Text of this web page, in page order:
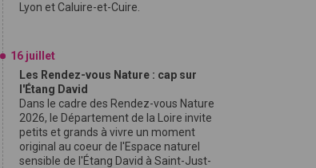
Lyon et Caluire-et-Cuire.
16 juillet
Les Rendez-vous Nature : cap sur
l'Étang David
Dans le cadre des Rendez-vous Nature
2026, le Département de la Loire invite
petits et grands à vivre un moment
original au coeur de l'Espace naturel
sensible de l'Étang David à Saint-Just-